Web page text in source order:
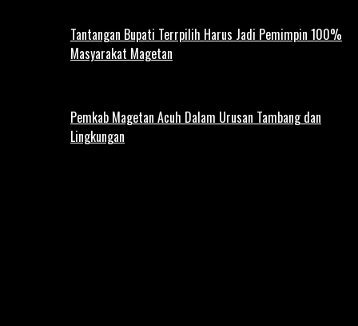
Tantangan Bupati Terrpilih Harus Jadi Pemimpin 100%
Masyarakat Magetan
Pemkab Magetan Acuh Dalam Urusan Tambang dan
Lingkungan